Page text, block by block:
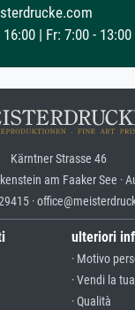
| Fr: 7:00 - 13:00
Kärntner Strasse 46
am Faaker See ·
·
ulteriori
· Motivo
· Vendi la
· Qualità